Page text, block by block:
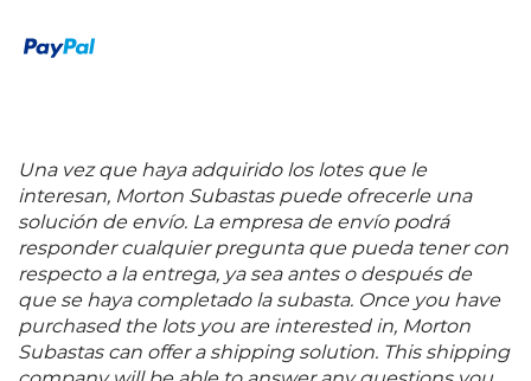
Una vez que haya adquirido los lotes que le
interesan, Morton Subastas puede ofrecerle una
solución de envío. La empresa de envío podrá
responder cualquier pregunta que pueda tener con
respecto a la entrega, ya sea antes o después de
que se haya completado la subasta. Once you have
purchased the lots you are interested in, Morton
Subastas can offer a shipping solution. This shipping